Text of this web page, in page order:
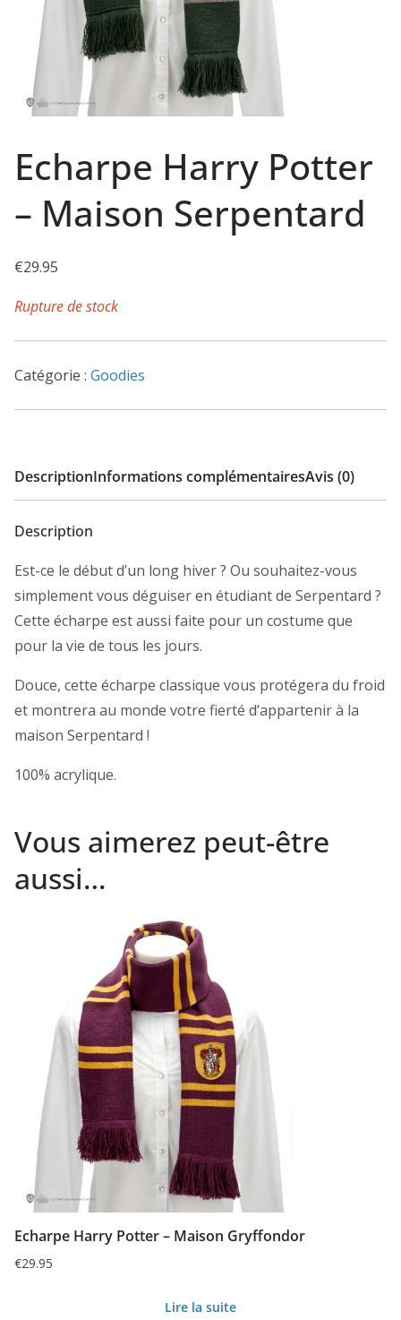
Echarpe Harry Potter
– Maison Serpentard
€29.95
Rupture de stock
Catégorie : Goodies
DescriptionInformations complémentairesAvis (0)
Description
Est-ce le début d’un long hiver ? Ou souhaitez-vous
simplement vous déguiser en étudiant de Serpentard ?
Cette écharpe est aussi faite pour un costume que
pour la vie de tous les jours.
Douce, cette écharpe classique vous protégera du froid
et montrera au monde votre fierté d’appartenir à la
maison Serpentard !
100% acrylique.
Vous aimerez peut-être
aussi…
Echarpe Harry Potter – Maison Gryffondor
€29.95
Lire la suite